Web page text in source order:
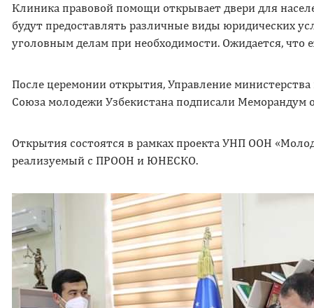
Клиника правовой помощи открывает двери для
будут предоставлять различные виды юридических
уголовным делам при необходимости. Ожидается, что
После церемонии открытия, Управление
Союза молодежи Узбекистана подписали
Открытия состоятся в рамках проекта УНП ООН
реализуемый с ПРООН и ЮНЕСКО.